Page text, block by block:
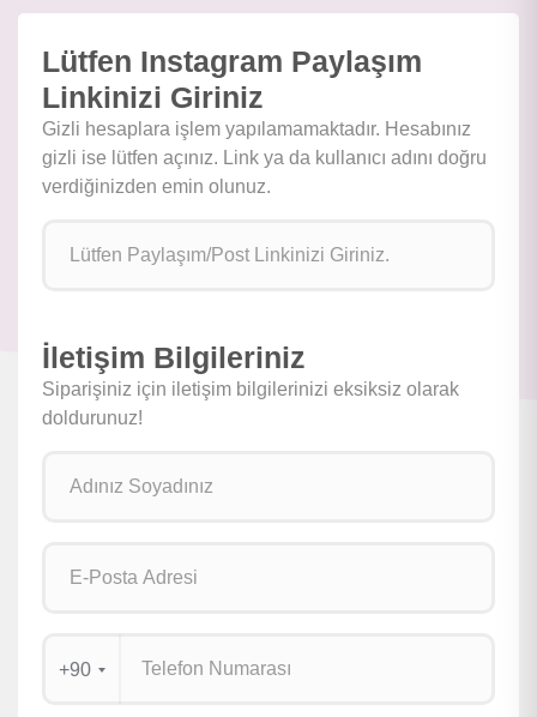
Lütfen Instagram Paylaşım
Linkinizi Giriniz
Gizli hesaplara işlem yapılamamaktadır. Hesabınız
gizli ise lütfen açınız. Link ya da kullanıcı adını doğru
verdiğinizden emin olunuz.
İletişim Bilgileriniz
Siparişiniz için iletişim bilgilerinizi eksiksiz olarak
doldurunuz!
+90